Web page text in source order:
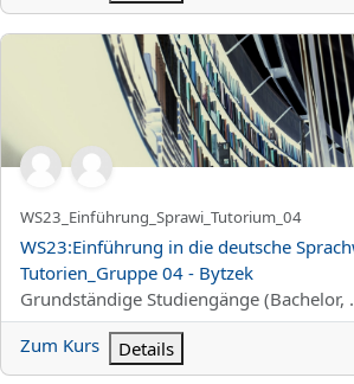
WS23:Einführung in die deutsche
Kurzer Kursname
WS23_Einführung_Sprawi_Tutorium_04
Kursname
WS23:Einführung in die deutsche
Tutorien_Gruppe 04 - Bytzek
Kursbereich
Grundständige Studiengänge (Bachelor,
Zum Kurs
Details